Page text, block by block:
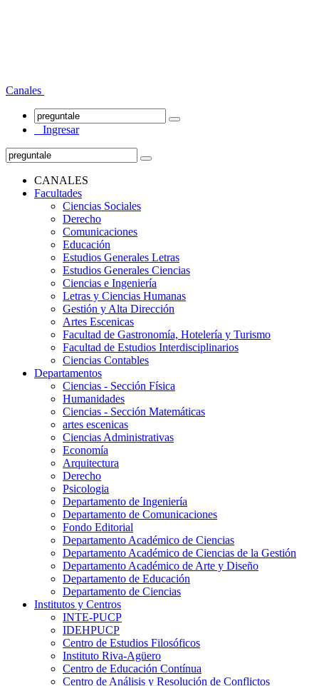
Canales
Ingresar
CANALES
Facultades
Ciencias Sociales
Derecho
Comunicaciones
Educación
Estudios Generales Letras
Estudios Generales Ciencias
Ciencias e Ingeniería
Letras y Ciencias Humanas
Gestión y Alta Dirección
Artes Escenicas
Facultad de Gastronomía, Hotelería y Turismo
Facultad de Estudios Interdisciplinarios
Ciencias Contables
Departamentos
Ciencias - Sección Física
Humanidades
Ciencias - Sección Matemáticas
artes escenicas
Ciencias Administrativas
Economía
Arquitectura
Derecho
Psicologia
Departamento de Ingeniería
Departamento de Comunicaciones
Fondo Editorial
Departamento Académico de Ciencias
Departamento Académico de Ciencias de la Gestión
Departamento Académico de Arte y Diseño
Departamento de Educación
Departamento de Ciencias
Institutos y Centros
INTE-PUCP
IDEHPUCP
Centro de Estudios Filosóficos
Instituto Riva-Agüero
Centro de Educación Contínua
Centro de Análisis y Resolución de Conflictos